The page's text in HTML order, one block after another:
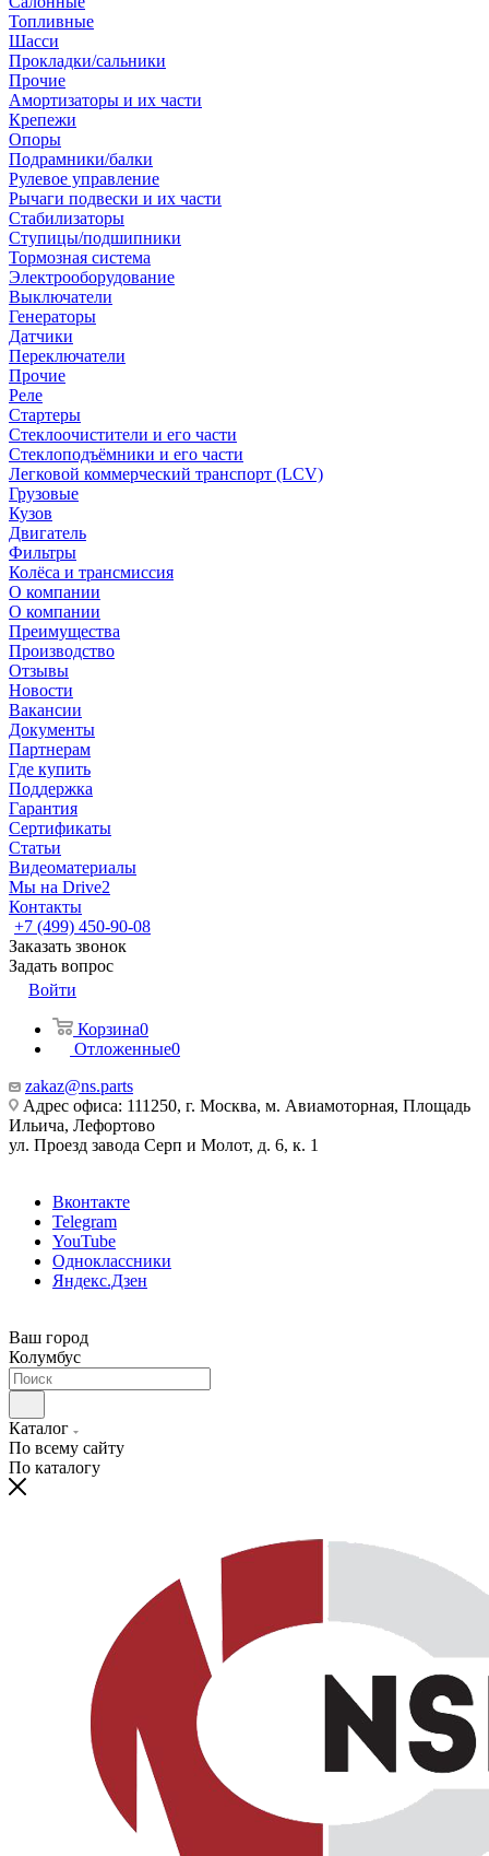
Топливные
Шасси
Прокладки/сальники
Прочие
Амортизаторы и их части
Крепежи
Опоры
Подрамники/балки
Рулевое управление
Рычаги подвески и их части
Стабилизаторы
Ступицы/подшипники
Тормозная система
Электрооборудование
Выключатели
Генераторы
Датчики
Переключатели
Прочие
Реле
Стартеры
Стеклоочистители и его части
Стеклоподъёмники и его части
Легковой коммерческий транспорт (LCV)
Грузовые
Кузов
Двигатель
Фильтры
Колёса и трансмиссия
О компании
О компании
Преимущества
Производство
Отзывы
Новости
Вакансии
Документы
Партнерам
Где купить
Поддержка
Гарантия
Сертификаты
Статьи
Видеоматериалы
Мы на Drive2
Контакты
+7 (499) 450-90-08
Заказать звонок
Задать вопрос
Войти
Корзина0
Отложенные0
zakaz@ns.parts
Адрес офиса: 111250, г. Москва, м. Авиамоторная, Площадь
Ильича, Лефортово
ул. Проезд завода Серп и Молот, д. 6, к. 1
Вконтакте
Telegram
YouTube
Одноклассники
Яндекс.Дзен
Ваш город
Колумбус
Каталог
По всему сайту
По каталогу